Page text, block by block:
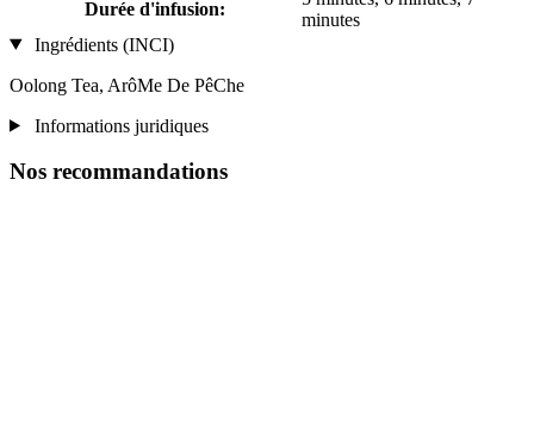
Durée d'infusion:
minutes
Ingrédients (INCI)
Oolong Tea, ArôMe De PêChe
Informations juridiques
Nos recommandations